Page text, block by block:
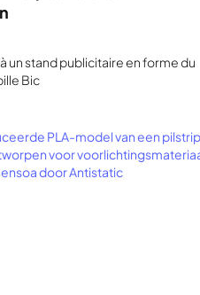
un stand publicitaire en forme du
Bic